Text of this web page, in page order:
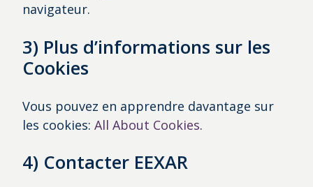
navigateur.
3) Plus d’informations sur les
Cookies
Vous pouvez en apprendre davantage sur
les cookies: All About Cookies.
4) Contacter EEXAR